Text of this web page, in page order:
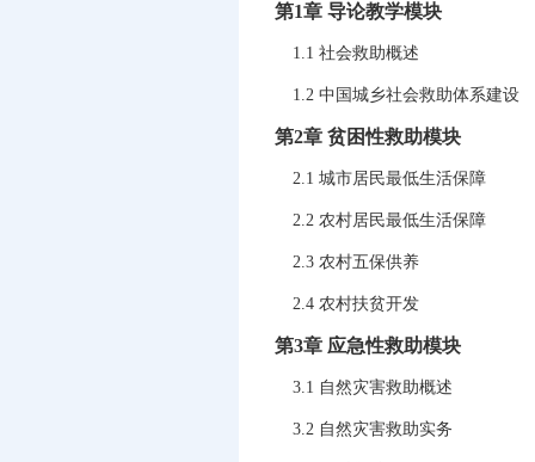
第1章 导论教学模块
1.1 社会救助概述
1.2 中国城乡社会救助体系建设
第2章 贫困性救助模块
2.1 城市居民最低生活保障
2.2 农村居民最低生活保障
2.3 农村五保供养
2.4 农村扶贫开发
第3章 应急性救助模块
3.1 自然灾害救助概述
3.2 自然灾害救助实务